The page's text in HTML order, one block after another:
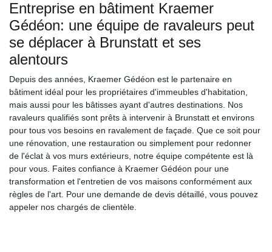
Entreprise en bâtiment Kraemer
Gédéon: une équipe de ravaleurs peut
se déplacer à Brunstatt et ses
alentours
Depuis des années, Kraemer Gédéon est le partenaire en
bâtiment idéal pour les propriétaires d'immeubles d'habitation,
mais aussi pour les bâtisses ayant d'autres destinations. Nos
ravaleurs qualifiés sont prêts à intervenir à Brunstatt et environs
pour tous vos besoins en ravalement de façade. Que ce soit pour
une rénovation, une restauration ou simplement pour redonner
de l'éclat à vos murs extérieurs, notre équipe compétente est là
pour vous. Faites confiance à Kraemer Gédéon pour une
transformation et l'entretien de vos maisons conformément aux
règles de l'art. Pour une demande de devis détaillé, vous pouvez
appeler nos chargés de clientèle.